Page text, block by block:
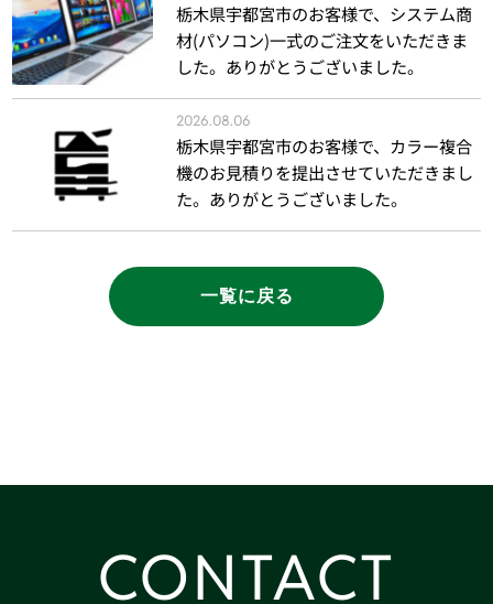
栃木県宇都宮市のお客様で、システム商
材(パソコン)一式のご注文をいただきま
した。ありがとうございました。
2026.08.06
栃木県宇都宮市のお客様で、カラー複合
機のお見積りを提出させていただきまし
た。ありがとうございました。
一覧に戻る
CONTACT